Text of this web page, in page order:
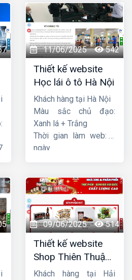
11/06/2025 542
Thiết kế website
Học lái ô tô Hà Nội
Khách hàng tại Hà Nội
Màu sắc chủ đạo:
Xanh lá + Trắng
Thời gian làm web: 7
ngày
09/06/2025 514
Thiết kế website
Shop Thiên Thuận
Phát
Khách hàng tại Hải